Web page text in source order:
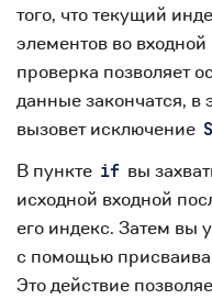
того, что текущий
элементов во
проверка позволяет
данные закончатся, в
вызовет исключение
В пункте if вы
исходной входной
его индекс. Затем вы
с помощью
Это действие